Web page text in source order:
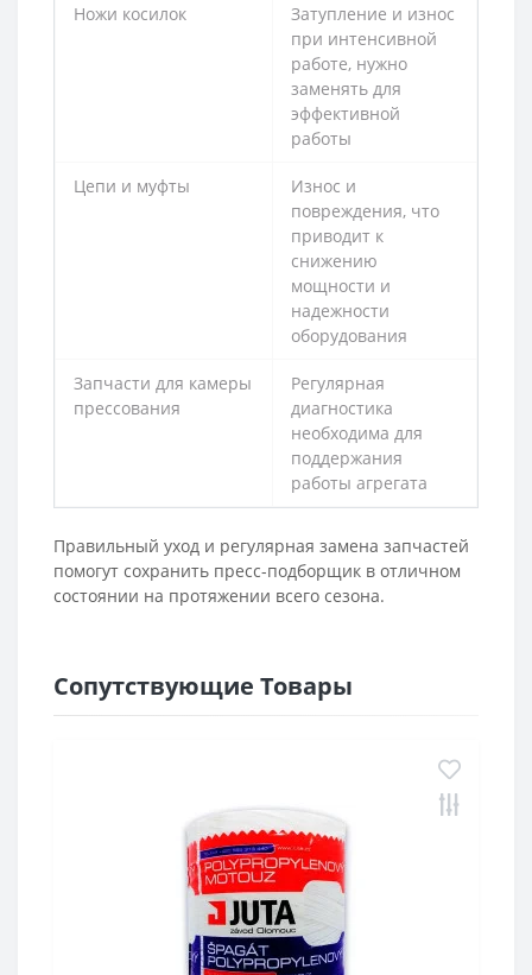
Ножи косилок
Затупление и износ
при интенсивной
работе, нужно
заменять для
эффективной
работы
Цепи и муфты
Износ и
повреждения, что
приводит к
снижению
мощности и
надежности
оборудования
Запчасти для камеры
прессования
Регулярная
диагностика
необходима для
поддержания
работы агрегата
Правильный уход и регулярная замена запчастей
помогут сохранить пресс-подборщик в отличном
состоянии на протяжении всего сезона.
Сопутствующие Товары